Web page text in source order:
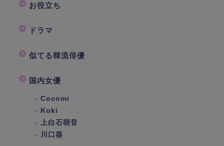
お役立ち
ドラマ
似てる韓流俳優
国内女優
Cocomi
Koki
上白石萌音
川口葵